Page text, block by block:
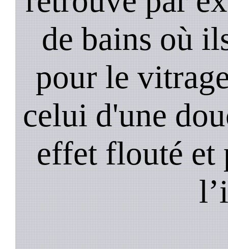
de bains où
pour le
celui d'une
effet flouté et